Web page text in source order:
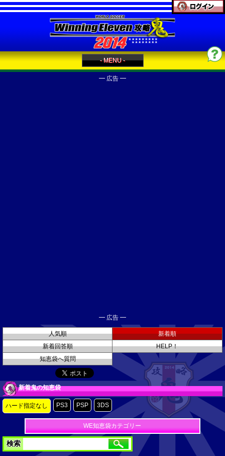
- MENU -
━ 広告 ━
━ 広告 ━
人気順
新着順
新着回答順
HELP！
知恵袋へ質問
新着鬼の知恵袋
ハード指定なし PS3 PSP 3DS
WE知恵袋カテゴリー
検索